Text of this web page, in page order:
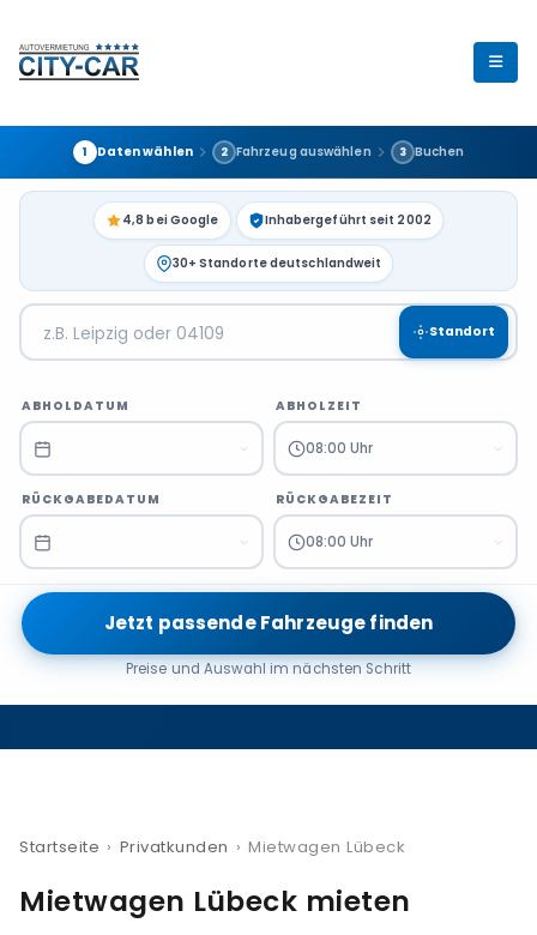
1 Daten wählen 2 Fahrzeug auswählen 3 Buchen
4,8 bei Google Inhabergeführt seit 2002
30+ Standorte deutschlandweit
Standort
ABHOLDATUM ABHOLZEIT
08:00 Uhr
RÜCKGABEDATUM RÜCKGABEZEIT
08:00 Uhr
Jetzt passende Fahrzeuge finden
Preise und Auswahl im nächsten Schritt
Startseite › Privatkunden › Mietwagen Lübeck
Mietwagen Lübeck mieten